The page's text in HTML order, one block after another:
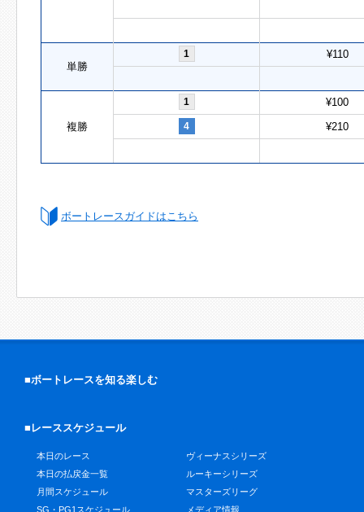
単勝
1 ¥110
複勝
1 ¥100
4 ¥210
ボートレースガイドはこちら
■ボートレースを知る楽しむ
■レーススケジュール
本日のレース
本日の払戻金一覧
月間スケジュール
SG・PG1スケジュール
ヴィーナスシリーズ
ルーキーシリーズ
マスターズリーグ
メディア情報